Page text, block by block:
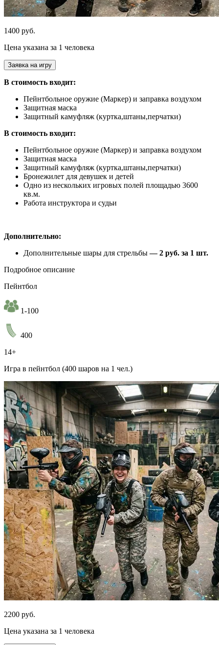
1400 руб.
Цена указана за 1 человека
Заявка на игру
В стоимость входит:
Пейнтбольное оружие (Маркер) и заправка воздухом
Защитная маска
Защитный камуфляж (куртка,штаны,перчатки)
В стоимость входит:
Пейнтбольное оружие (Маркер) и заправка воздухом
Защитная маска
Защитный камуфляж (куртка,штаны,перчатки)
Бронежилет для девушек и детей
Одно из нескольких игровых полей площадью 3600
кв.м.
Работа инструктора и судьи
Дополнительно:
Дополнительные шары для стрельбы— 2 руб. за 1 шт.
Подробное описание
Пейнтбол
1-100
400
14+
Игра в пейнтбол (400 шаров на 1 чел.)
2200 руб.
Цена указана за 1 человека